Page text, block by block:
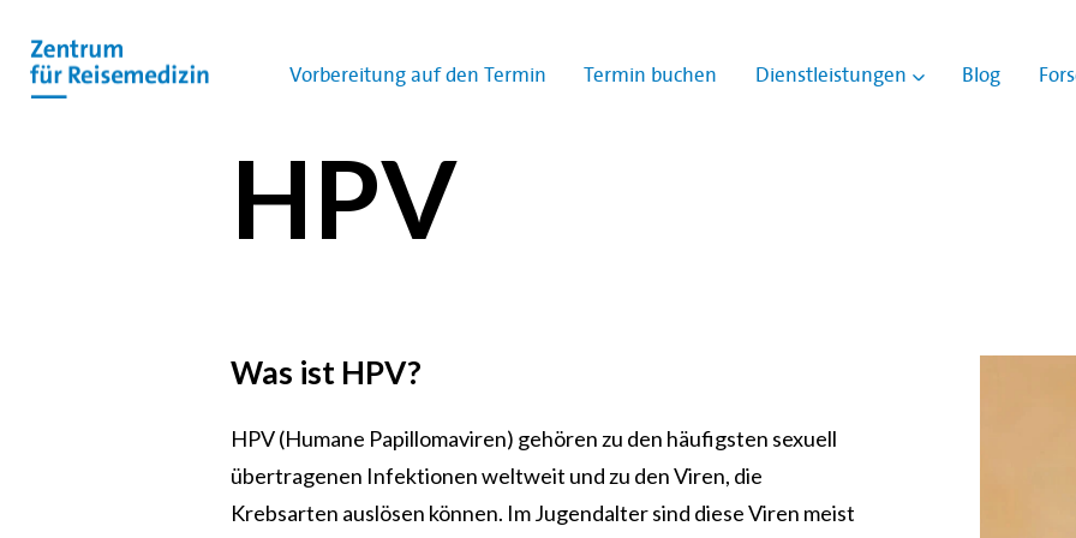
Vorbereitung auf den Termin Termin buchen Dienstleistungen Show submenu
Blog
HPV
Was ist HPV?
HPV (Humane Papillomaviren) gehören zu den häufigsten sexuell
übertragenen Infektionen weltweit und zu den Viren, die
Krebsarten auslösen können. Im Jugendalter sind diese Viren meist